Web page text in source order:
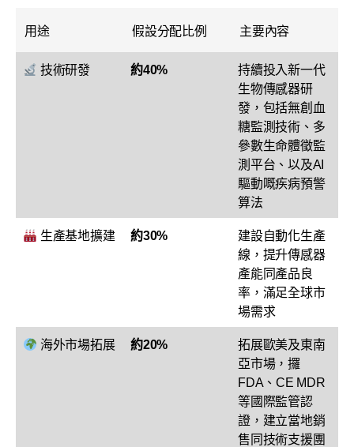
用途 假設分配比例 主要內容
技術研發 約40%
持續投入新一代
生物傳感器研
發，包括無創血
糖監測技術、多
參數生命體徵監
測平台、以及AI
驅動嘅疾病預警
算法
生產基地擴建 約30%
建設自動化生產
線，提升傳感器
產能同產品良
率，滿足全球市
場需求
海外市場拓展 約20%
拓展歐美及東南
亞市場，攞
FDA、CE MDR
等國際監管認
證，建立當地銷
售同技術支援團